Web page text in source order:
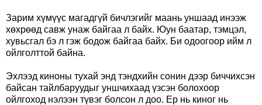
Зарим хүмүүс магадгүй бичлэгийг маань уншаад инээж
хөхрөөд савж унаж байгаа л байх. Юун баатар, тэмцэл,
хувьсгал бэ л гэж бодож байгаа байх. Би одоогоор ийм л
ойлголттой байна.
Эхлээд киноны тухай энд тэндхийн сонин дээр биччихсэн
байсан тайлбаруудыг уншчихаад үзсэн болохоор
ойлгоход нэлээн түвэг болсон л доо. Ер нь киног нь